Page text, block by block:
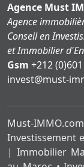
Agence Must
Agence
Conseil en
et Immobilier
Gsm +212
moc.ommi-
Must-
Investissement
| Immobilier